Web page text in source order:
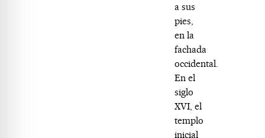
a sus
pies,
en la
fachada
occidental.
En el
siglo
XVI, el
templo
inicial